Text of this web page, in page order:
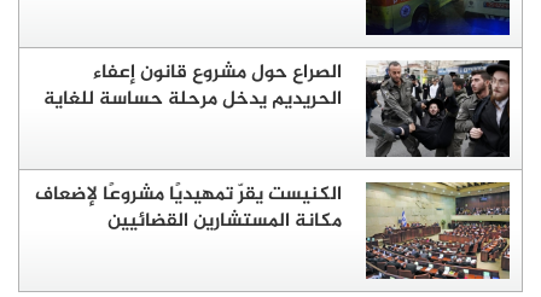
الصراع حول مشروع قانون إعفاء
الحريديم يدخل مرحلة حساسة للغاية
الكنيست يقرّ تمهيديًا مشروعًا لإضعاف
مكانة المستشارين القضائيين